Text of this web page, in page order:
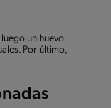
un huevo
Por último,